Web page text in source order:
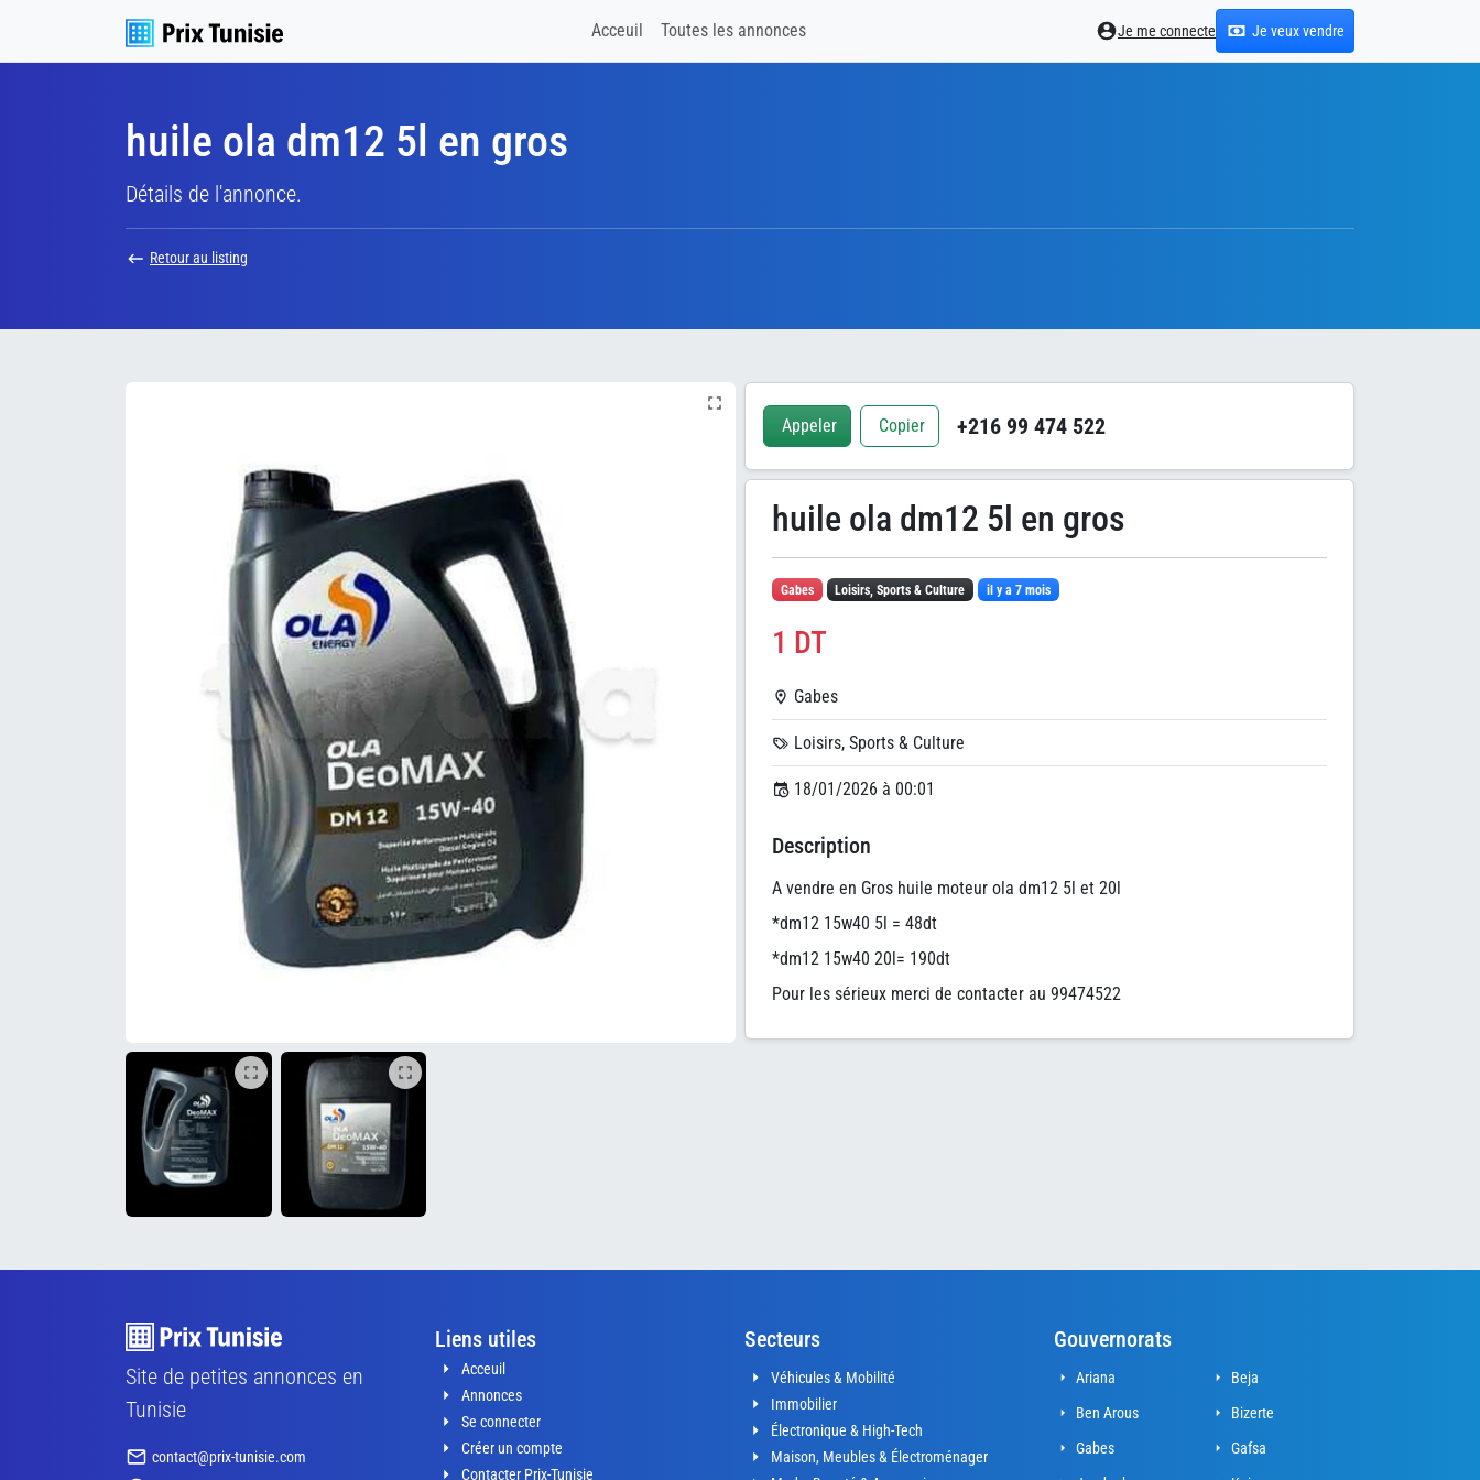
Acceuil Toutes les annonces Je me connecte Je veux vendre
huile ola dm12 5l en gros
Détails de l'annonce.
Retour au listing
Appeler Copier +216 99 474 522
huile ola dm12 5l en gros
Gabes Loisirs, Sports & Culture il y a 7 mois
1 DT
Gabes
Loisirs, Sports & Culture
18/01/2026 à 00:01
Description
A vendre en Gros huile moteur ola dm12 5l et 20l
*dm12 15w40 5l = 48dt
*dm12 15w40 20l= 190dt
Pour les sérieux merci de contacter au 99474522
Site de petites annonces en
Tunisie
contact@prix-tunisie.com
Liens utiles
Acceuil
Annonces
Se connecter
Créer un compte
Contacter Prix-Tunisie
Secteurs
Véhicules & Mobilité
Immobilier
Électronique & High-Tech
Maison, Meubles & Électroménager
Gouvernorats
Ariana
Beja
Ben Arous
Bizerte
Gabes
Gafsa